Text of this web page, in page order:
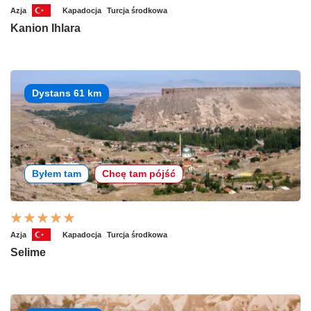
Azja Kapadocja Turcja środkowa
Kanion Ihlara
Dystans 61 km
Byłem tam Chcę tam pójść
Azja Kapadocja Turcja środkowa
Selime